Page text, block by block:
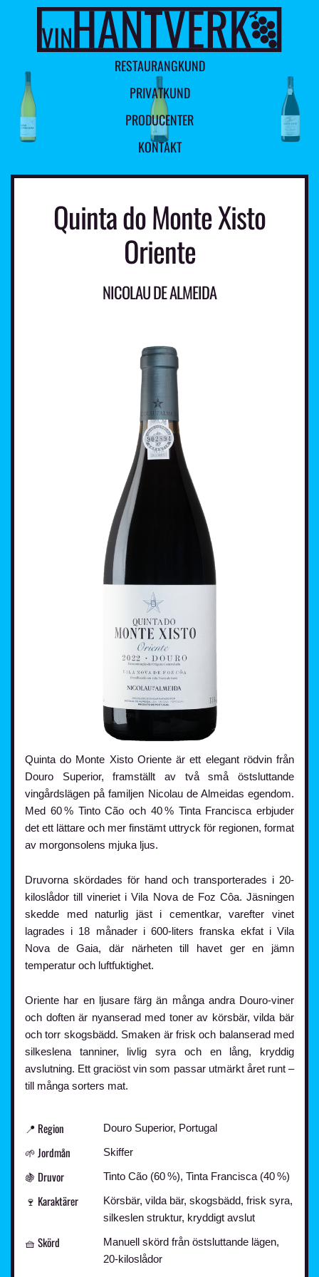
RESTAURANGKUND
PRIVATKUND
PRODUCENTER
KONTAKT
Quinta do Monte Xisto
Oriente
NICOLAU DE ALMEIDA
Quinta do Monte Xisto Oriente är ett elegant rödvin från
Douro Superior, framställt av två små östsluttande
vingårdslägen på familjen Nicolau de Almeidas egendom.
Med 60 % Tinto Cão och 40 % Tinta Francisca erbjuder
det ett lättare och mer finstämt uttryck för regionen, format
av morgonsolens mjuka ljus.
Druvorna skördades för hand och transporterades i 20-
kiloslådor till vineriet i Vila Nova de Foz Côa. Jäsningen
skedde med naturlig jäst i cementkar, varefter vinet
lagrades i 18 månader i 600-liters franska ekfat i Vila
Nova de Gaia, där närheten till havet ger en jämn
temperatur och luftfuktighet.
Oriente har en ljusare färg än många andra Douro-viner
och doften är nyanserad med toner av körsbär, vilda bär
och torr skogsbädd. Smaken är frisk och balanserad med
silkeslena tanniner, livlig syra och en lång, kryddig
avslutning. Ett graciöst vin som passar utmärkt året runt –
till många sorters mat.
📍 Region Douro Superior, Portugal
🌱 Jordmån Skiffer
🍇 Druvor Tinto Cão (60 %), Tinta Francisca (40 %)
🍷 Karaktärer
Körsbär, vilda bär, skogsbädd, frisk syra,
silkeslen struktur, kryddigt avslut
🧺 Skörd
Manuell skörd från östsluttande lägen,
20-kiloslådor